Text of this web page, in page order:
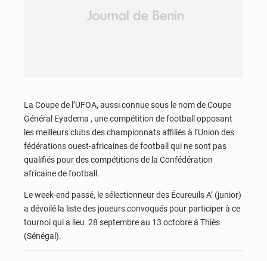
La Coupe de l’UFOA, aussi connue sous le nom de Coupe
Général Eyadema , une compétition de football opposant
les meilleurs clubs des championnats affiliés à l’Union des
fédérations ouest-africaines de football qui ne sont pas
qualifiés pour des compétitions de la Confédération
africaine de football.
Le week-end passé, le sélectionneur des Écureuils A’ (junior)
a dévoilé la liste des joueurs convoqués pour participer à ce
tournoi qui a lieu 28 septembre au 13 octobre à Thiès
(Sénégal).